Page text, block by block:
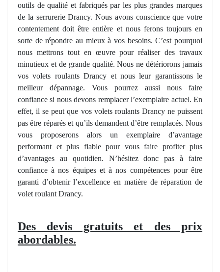
outils de qualité et fabriqués par les plus grandes marques
de la serrurerie Drancy. Nous avons conscience que votre
contentement doit être entière et nous ferons toujours en
sorte de répondre au mieux à vos besoins. C’est pourquoi
nous mettrons tout en œuvre pour réaliser des travaux
minutieux et de grande qualité. Nous ne détériorons jamais
vos volets roulants Drancy et nous leur garantissons le
meilleur dépannage. Vous pourrez aussi nous faire
confiance si nous devons remplacer l’exemplaire actuel. En
effet, il se peut que vos volets roulants Drancy ne puissent
pas être réparés et qu’ils demandent d’être remplacés. Nous
vous proposerons alors un exemplaire d’avantage
performant et plus fiable pour vous faire profiter plus
d’avantages au quotidien. N’hésitez donc pas à faire
confiance à nos équipes et à nos compétences pour être
garanti d’obtenir l’excellence en matière de réparation de
volet roulant Drancy.
Des devis gratuits et des prix
abordables.